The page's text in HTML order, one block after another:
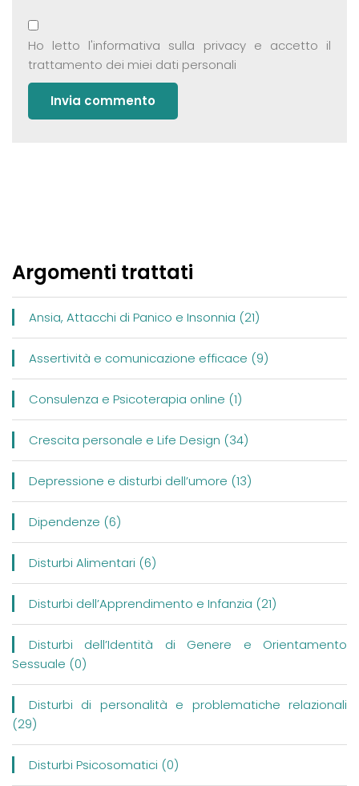
Ho letto l'informativa sulla privacye accetto il
trattamento dei miei dati personali
Argomenti trattati
Ansia, Attacchi di Panico e Insonnia (21)
Assertività e comunicazione efficace (9)
Consulenza e Psicoterapia online (1)
Crescita personale e Life Design (34)
Depressione e disturbi dell’umore (13)
Dipendenze (6)
Disturbi Alimentari (6)
Disturbi dell’Apprendimento e Infanzia (21)
Disturbi dell’Identità di Genere e Orientamento
Sessuale (0)
Disturbi di personalità e problematiche relazionali
(29)
Disturbi Psicosomatici (0)